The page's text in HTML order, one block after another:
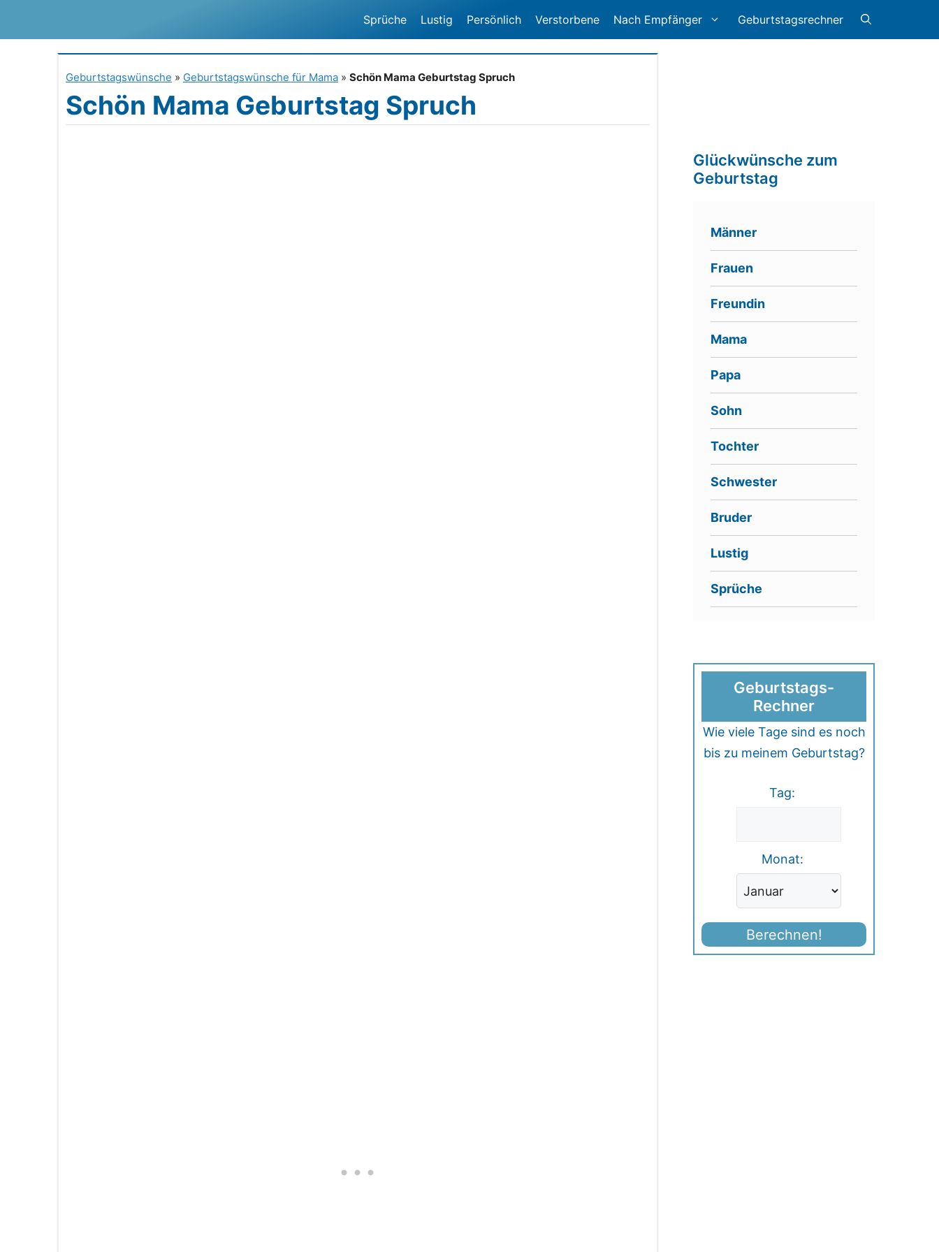
Sprüche Lustig Persönlich Verstorbene Nach Empfänger Geburtstagsrechner
Geburtstagswünsche » Geburtstagswünsche für Mama » Schön Mama Geburtstag Spruch
Schön Mama Geburtstag Spruch
Glückwünsche zum
Geburtstag
Männer
Frauen
Freundin
Mama
Papa
Sohn
Tochter
Schwester
Bruder
Lustig
Sprüche
Geburtstags-
Rechner
Wie viele Tage sind es noch
bis zu meinem Geburtstag?
Tag:
Monat:
Berechnen!